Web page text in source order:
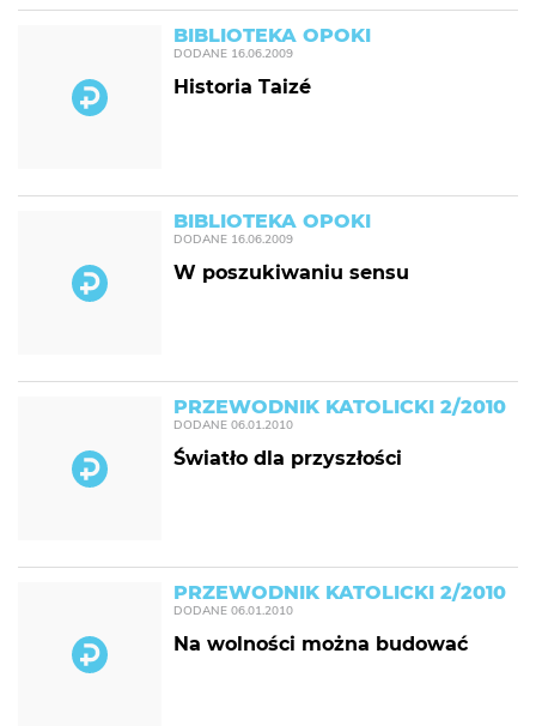
BIBLIOTEKA OPOKI
DODANE 16.06.2009
Historia Taizé
BIBLIOTEKA OPOKI
DODANE 16.06.2009
W poszukiwaniu sensu
PRZEWODNIK KATOLICKI 2/2010
DODANE 06.01.2010
Światło dla przyszłości
PRZEWODNIK KATOLICKI 2/2010
DODANE 06.01.2010
Na wolności można budować